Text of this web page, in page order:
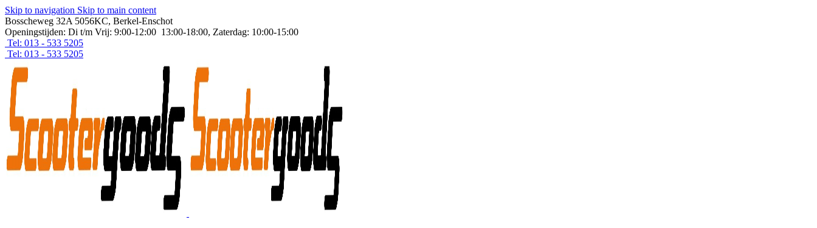
Skip to navigation Skip to main content
Bosscheweg 32A 5056KC, Berkel-Enschot
Openingstijden: Di t/m Vrij: 9:00-12:00 13:00-18:00, Zaterdag: 10:00-15:00
Tel: 013 - 533 5205
Tel: 013 - 533 5205